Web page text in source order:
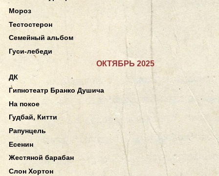
Мороз
Тестостерон
Семейный альбом
Гуси-лебеди
ОКТЯБРЬ 2025
ДК
Гипнотеатр Бранко Душича
На покое
Гудбай, Китти
Рапунцель
Есенин
Жестяной барабан
Слон Хортон